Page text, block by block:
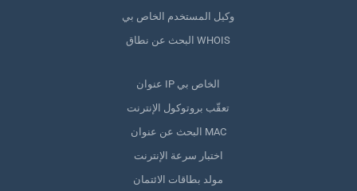
وكيل المستخدم الخاص بي
البحث عن نطاق WHOIS
عنوان IP الخاص بي
تعقّب بروتوكول الإنترنت
البحث عن عنوان MAC
اختبار سرعة الإنترنت
مولد بطاقات الائتمان